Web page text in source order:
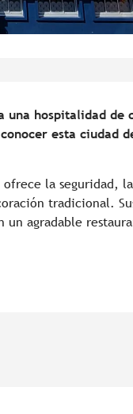
una hospitalidad de
esta ciudad
la seguridad,
tradicional.
un agradable